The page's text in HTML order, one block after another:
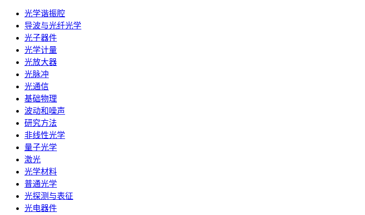
光学谐振腔
导波与光纤光学
光子器件
光学计量
光放大器
光脉冲
光通信
基础物理
波动和噪声
研究方法
非线性光学
量子光学
激光
光学材料
普通光学
光探测与表征
光电器件